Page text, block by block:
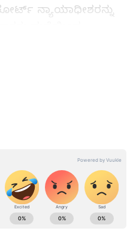
ನ್ಯಾಯಾಧೀಶರನ್ನು
ಬಂದಿದ್ದ ಶೇಕ್ ಹಸೀನಾ:
ಹಿಂಸೆಗೆ 110 ಬಲಿ